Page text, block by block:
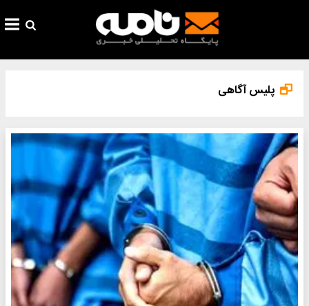
پلیس آگاهی